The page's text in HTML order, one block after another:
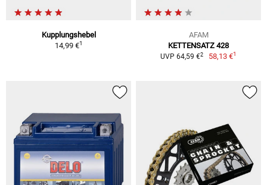
Kupplungshebel
14,99 €1
AFAM
KETTENSATZ 428
UVP 64,59 €2 58,13 €1